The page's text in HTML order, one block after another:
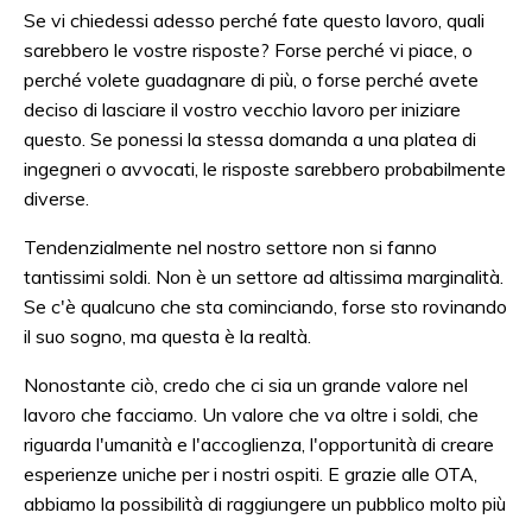
Se vi chiedessi adesso perché fate questo lavoro, quali
sarebbero le vostre risposte? Forse perché vi piace, o
perché volete guadagnare di più, o forse perché avete
deciso di lasciare il vostro vecchio lavoro per iniziare
questo. Se ponessi la stessa domanda a una platea di
ingegneri o avvocati, le risposte sarebbero probabilmente
diverse.
Tendenzialmente nel nostro settore non si fanno
tantissimi soldi. Non è un settore ad altissima marginalità.
Se c'è qualcuno che sta cominciando, forse sto rovinando
il suo sogno, ma questa è la realtà.
Nonostante ciò, credo che ci sia un grande valore nel
lavoro che facciamo. Un valore che va oltre i soldi, che
riguarda l'umanità e l'accoglienza, l'opportunità di creare
esperienze uniche per i nostri ospiti. E grazie alle OTA,
abbiamo la possibilità di raggiungere un pubblico molto più